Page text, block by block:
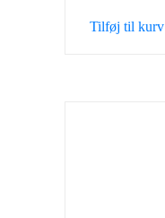
Tilføj til kurv